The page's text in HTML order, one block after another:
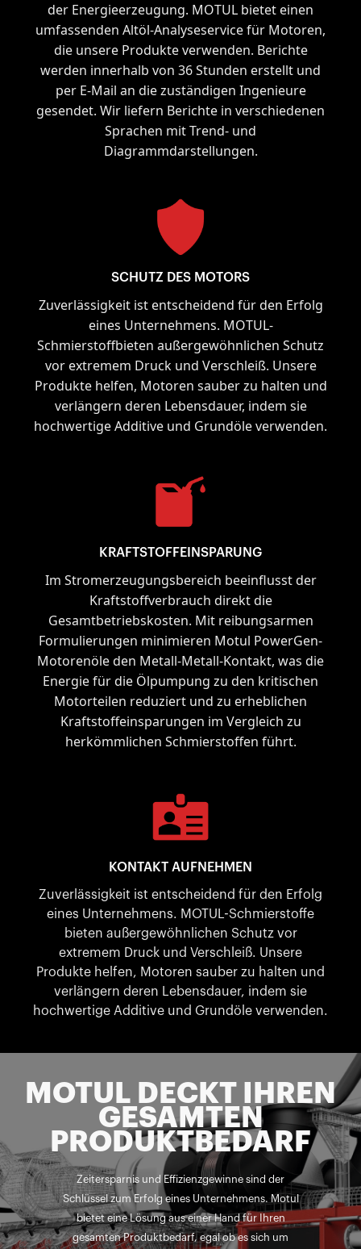
der Energieerzeugung. MOTUL bietet einen
umfassenden Altöl-Analyseservice für Motoren,
die unsere Produkte verwenden. Berichte
werden innerhalb von 36 Stunden erstellt und
per E-Mail an die zuständigen Ingenieure
gesendet. Wir liefern Berichte in verschiedenen
Sprachen mit Trend- und
Diagrammdarstellungen.
SCHUTZ DES MOTORS
Zuverlässigkeit ist entscheidend für den Erfolg
eines Unternehmens. MOTUL-
Schmierstoffbieten außergewöhnlichen Schutz
vor extremem Druck und Verschleiß. Unsere
Produkte helfen, Motoren sauber zu halten und
verlängern deren Lebensdauer, indem sie
hochwertige Additive und Grundöle verwenden.
KRAFTSTOFFEINSPARUNG
Im Stromerzeugungsbereich beeinflusst der
Kraftstoffverbrauch direkt die
Gesamtbetriebskosten. Mit reibungsarmen
Formulierungen minimieren Motul PowerGen-
Motorenöle den Metall-Metall-Kontakt, was die
Energie für die Ölpumpung zu den kritischen
Motorteilen reduziert und zu erheblichen
Kraftstoffeinsparungen im Vergleich zu
herkömmlichen Schmierstoffen führt.
KONTAKT AUFNEHMEN
Zuverlässigkeit ist entscheidend für den Erfolg
eines Unternehmens. MOTUL-Schmierstoffe
bieten außergewöhnlichen Schutz vor
extremem Druck und Verschleiß. Unsere
Produkte helfen, Motoren sauber zu halten und
verlängern deren Lebensdauer, indem sie
hochwertige Additive und Grundöle verwenden.
MOTUL DECKT IHREN
GESAMTEN
PRODUKTBEDARF
Zeitersparnis und Effizienzgewinne sind der
Schlüssel zum Erfolg eines Unternehmens. Motul
bietet eine Lösung aus einer Hand für Ihren
gesamten Produktbedarf, egal ob es sich um